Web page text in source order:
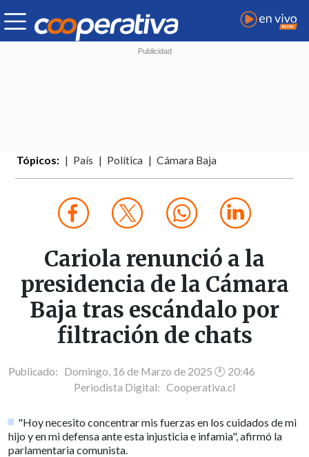
Tópicos: País Política Cámara Baja
Cariola renunció a la
presidencia de la Cámara
Baja tras escándalo por
filtración de chats
Publicado: Domingo, 16 de Marzo de 2025 🕐 20:46
Periodista Digital: Cooperativa.cl
"Hoy necesito concentrar mis fuerzas en los cuidados de mi
hijo y en mi defensa ante esta injusticia e infamia", afirmó la
parlamentaria comunista.